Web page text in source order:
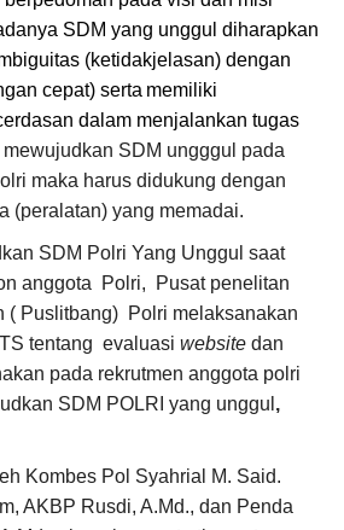
SDM yang unggul diharapkan
(ketidakjelasan) dengan
cepat) serta memiliki
dalam menjalankan tugas
mewujudkan SDM ungggul pada
maka harus didukung dengan
(peralatan) yang memadai.
SDM Polri Yang Unggul saat
anggota Polri, Pusat penelitan
( Puslitbang) Polri melaksanakan
tentang evaluasi website dan
pada rekrutmen anggota polri
SDM POLRI yang unggul ,
Kombes Pol Syahrial M. Said.
AKBP Rusdi, A.Md., dan Penda